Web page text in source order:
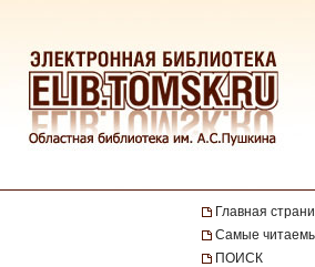
Главная
Самые
ПОИСК